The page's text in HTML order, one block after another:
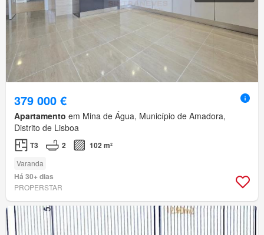
379 000 €
Apartamento em Mina de Água, Município de Amadora,
Distrito de Lisboa
T3 2 102 m²
Varanda
Há 30+ dias
PROPERSTAR